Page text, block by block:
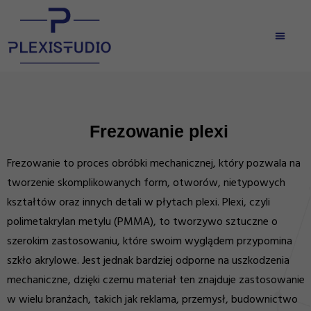
Frezowanie plexi
Frezowanie to proces obróbki mechanicznej, który pozwala na
tworzenie skomplikowanych form, otworów, nietypowych
kształtów oraz innych detali w płytach plexi. Plexi, czyli
polimetakrylan metylu (PMMA), to tworzywo sztuczne o
szerokim zastosowaniu, które swoim wyglądem przypomina
szkło akrylowe. Jest jednak bardziej odporne na uszkodzenia
mechaniczne, dzięki czemu materiał ten znajduje zastosowanie
w wielu branżach, takich jak reklama, przemysł, budownictwo